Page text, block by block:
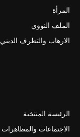
المرأة
الملف النووي
الارهاب والتطرف الديني
الرئيسة المنتخبة
الاجتماعات والمظاهرات